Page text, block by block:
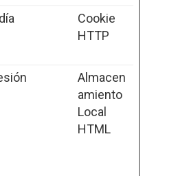
Cookie
HTTP
Almacen
amiento
Local
HTML